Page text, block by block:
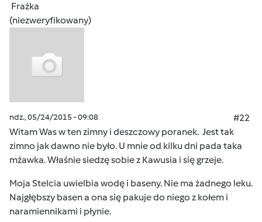
Frażka
(niezweryfikowany)
ndz., 05/24/2015 - 09:08
#22
Witam Was w ten zimny i deszczowy poranek. Jest tak
zimno jak dawno nie było. U mnie od kilku dni pada taka
mżawka. Właśnie siedzę sobie z Kawusia i się grzeje.
Moja Stelcia uwielbia wodę i baseny. Nie ma żadnego leku.
Najgłębszy basen a ona się pakuje do niego z kołem i
naramiennikami i płynie.